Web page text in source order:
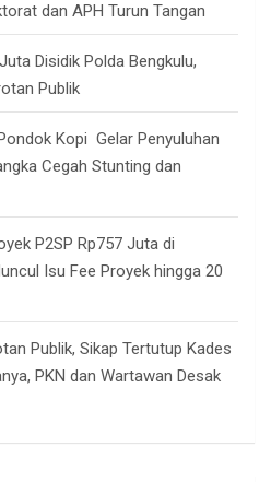
dan APH Turun Tangan
Disidik Polda Bengkulu,
Publik
Kopi Gelar Penyuluhan
Cegah Stunting dan
P2SP Rp757 Juta di
Isu Fee Proyek hingga 20
Publik, Sikap Tertutup Kades
PKN dan Wartawan Desak